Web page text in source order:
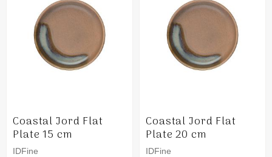
Coastal Jord Flat
Plate 15 cm
IDFine
Coastal Jord Flat
Plate 20 cm
IDFine